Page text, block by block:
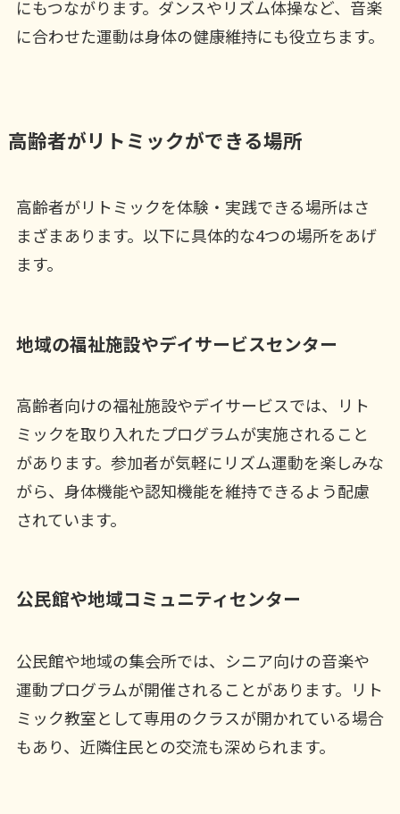
にもつながります。ダンスやリズム体操など、音楽
に合わせた運動は身体の健康維持にも役立ちます。
高齢者がリトミックができる場所
高齢者がリトミックを体験・実践できる場所はさ
まざまあります。以下に具体的な4つの場所をあげ
ます。
地域の福祉施設やデイサービスセンター
高齢者向けの福祉施設やデイサービスでは、リト
ミックを取り入れたプログラムが実施されること
があります。参加者が気軽にリズム運動を楽しみな
がら、身体機能や認知機能を維持できるよう配慮
されています。
公民館や地域コミュニティセンター
公民館や地域の集会所では、シニア向けの音楽や
運動プログラムが開催されることがあります。リト
ミック教室として専用のクラスが開かれている場合
もあり、近隣住民との交流も深められます。